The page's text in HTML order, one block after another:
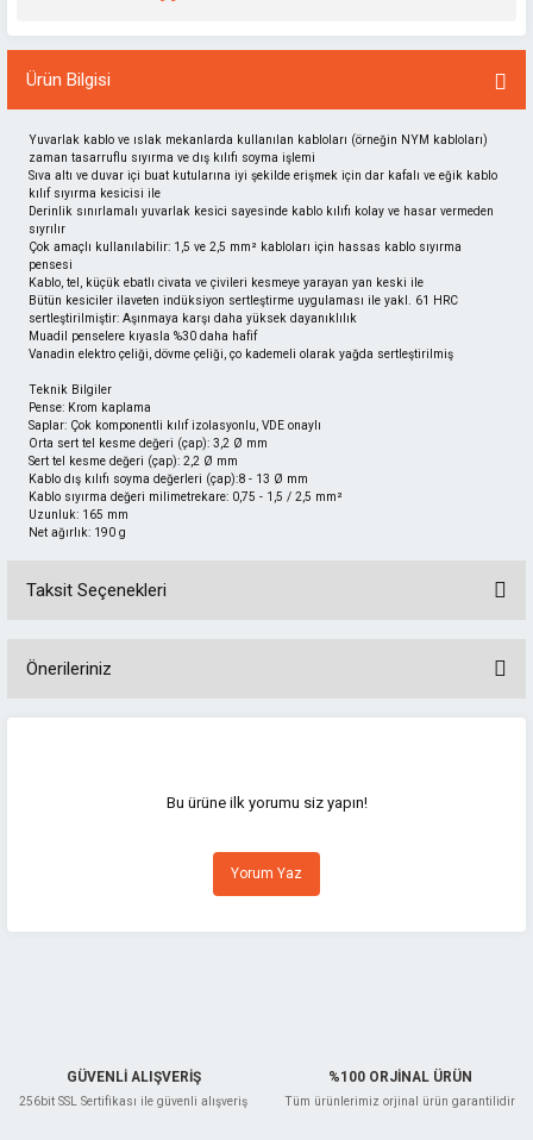
Ürün Bilgisi
Yuvarlak kablo ve ıslak mekanlarda kullanılan kabloları (örneğin NYM kabloları)
zaman tasarruflu sıyırma ve dış kılıfı soyma işlemi
Sıva altı ve duvar içi buat kutularına iyi şekilde erişmek için dar kafalı ve eğik kablo
kılıf sıyırma kesicisi ile
Derinlik sınırlamalı yuvarlak kesici sayesinde kablo kılıfı kolay ve hasar vermeden
sıyrılır
Çok amaçlı kullanılabilir: 1,5 ve 2,5 mm² kabloları için hassas kablo sıyırma
pensesi
Kablo, tel, küçük ebatlı civata ve çivileri kesmeye yarayan yan keski ile
Bütün kesiciler ilaveten indüksiyon sertleştirme uygulaması ile yakl. 61 HRC
sertleştirilmiştir: Aşınmaya karşı daha yüksek dayanıklılık
Muadil penselere kıyasla %30 daha hafif
Vanadin elektro çeliği, dövme çeliği, ço kademeli olarak yağda sertleştirilmiş
Teknik Bilgiler
Pense: Krom kaplama
Saplar: Çok komponentli kılıf izolasyonlu, VDE onaylı
Orta sert tel kesme değeri (çap): 3,2 Ø mm
Sert tel kesme değeri (çap): 2,2 Ø mm
Kablo dış kılıfı soyma değerleri (çap):8 - 13 Ø mm
Kablo sıyırma değeri milimetrekare: 0,75 - 1,5 / 2,5 mm²
Uzunluk: 165 mm
Net ağırlık: 190 g
Taksit Seçenekleri
Önerileriniz
Görüş ve önerileriniz için teşekkür ederiz.
Ürün resmi kalitesiz, bozuk veya görüntülenemiyor.
Ürün açıklamasında eksik bilgiler bulunuyor.
Bu ürüne ilk yorumu siz yapın!
Yorum Yaz
GÜVENLİ ALIŞVERİŞ
256bit SSL Sertifikası ile güvenli alışveriş
%100 ORJİNAL ÜRÜN
Tüm ürünlerimiz orjinal ürün garantilidir